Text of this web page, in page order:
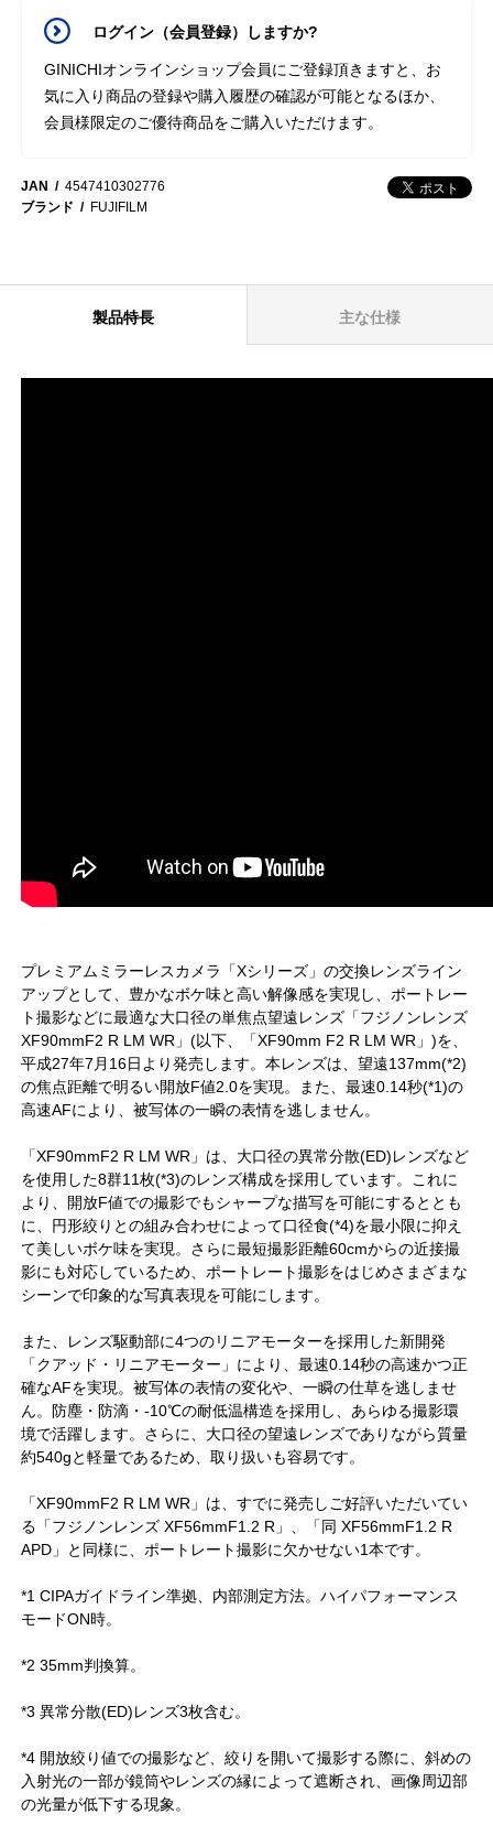
ログイン（会員登録）しますか?
GINICHIオンラインショップ会員にご登録頂きますと、お
気に入り商品の登録や購入履歴の確認が可能となるほか、
会員様限定のご優待商品をご購入いただけます。
JAN
4547410302776
ブランド
FUJIFILM
製品特長 主な仕様
プレミアムミラーレスカメラ「Xシリーズ」の交換レンズライン
アップとして、豊かなボケ味と高い解像感を実現し、ポートレー
ト撮影などに最適な大口径の単焦点望遠レンズ「フジノンレンズ
XF90mmF2 R LM WR」(以下、「XF90mm F2 R LM WR」)を、
平成27年7月16日より発売します。本レンズは、望遠137mm(*2)
の焦点距離で明るい開放F値2.0を実現。また、最速0.14秒(*1)の
高速AFにより、被写体の一瞬の表情を逃しません。
「XF90mmF2 R LM WR」は、大口径の異常分散(ED)レンズなど
を使用した8群11枚(*3)のレンズ構成を採用しています。これに
より、開放F値での撮影でもシャープな描写を可能にするととも
に、円形絞りとの組み合わせによって口径食(*4)を最小限に抑え
て美しいボケ味を実現。さらに最短撮影距離60cmからの近接撮
影にも対応しているため、ポートレート撮影をはじめさまざまな
シーンで印象的な写真表現を可能にします。
また、レンズ駆動部に4つのリニアモーターを採用した新開発
「クアッド・リニアモーター」により、最速0.14秒の高速かつ正
確なAFを実現。被写体の表情の変化や、一瞬の仕草を逃しませ
ん。防塵・防滴・-10℃の耐低温構造を採用し、あらゆる撮影環
境で活躍します。さらに、大口径の望遠レンズでありながら質量
約540gと軽量であるため、取り扱いも容易です。
「XF90mmF2 R LM WR」は、すでに発売しご好評いただいてい
る「フジノンレンズ XF56mmF1.2 R」、「同 XF56mmF1.2 R
APD」と同様に、ポートレート撮影に欠かせない1本です。
*1 CIPAガイドライン準拠、内部測定方法。ハイパフォーマンス
モードON時。
*2 35mm判換算。
*3 異常分散(ED)レンズ3枚含む。
*4 開放絞り値での撮影など、絞りを開いて撮影する際に、斜めの
入射光の一部が鏡筒やレンズの縁によって遮断され、画像周辺部
の光量が低下する現象。